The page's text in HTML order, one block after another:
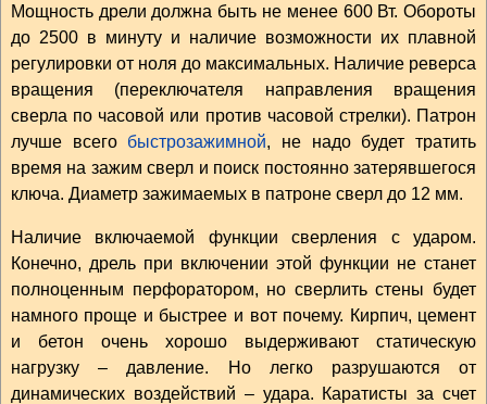
Мощность дрели должна быть не менее 600 Вт. Обороты
до 2500 в минуту и наличие возможности их плавной
регулировки от ноля до максимальных. Наличие реверса
вращения (переключателя направления вращения
сверла по часовой или против часовой стрелки). Патрон
лучше всего быстрозажимной, не надо будет тратить
время на зажим сверл и поиск постоянно затерявшегося
ключа. Диаметр зажимаемых в патроне сверл до 12 мм.
Наличие включаемой функции сверления с ударом.
Конечно, дрель при включении этой функции не станет
полноценным перфоратором, но сверлить стены будет
намного проще и быстрее и вот почему. Кирпич, цемент
и бетон очень хорошо выдерживают статическую
нагрузку – давление. Но легко разрушаются от
динамических воздействий – удара. Каратисты за счет